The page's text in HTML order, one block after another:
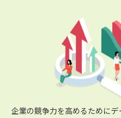
企業の競争力を高めるために